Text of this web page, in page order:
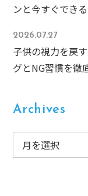
ンと今すぐでき
2026.07.27
子供の視力を戻
グとNG習慣を徹
Archives